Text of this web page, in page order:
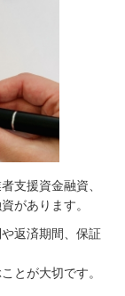
支援資金融資、
があります。
返済期間、保証
とが大切です。